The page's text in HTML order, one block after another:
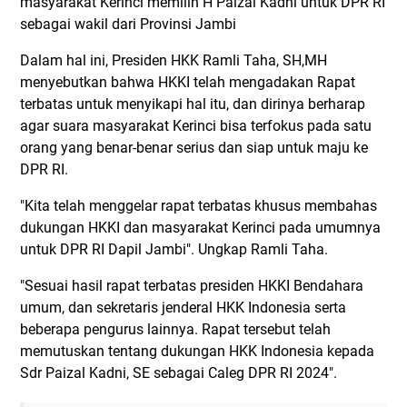
sebagai wakil dari Provinsi Jambi
Dalam hal ini, Presiden HKK Ramli Taha, SH,MH
menyebutkan bahwa HKKI telah mengadakan Rapat
terbatas untuk menyikapi hal itu, dan dirinya berharap
agar suara masyarakat Kerinci bisa terfokus pada satu
orang yang benar-benar serius dan siap untuk maju ke
DPR RI.
"Kita telah menggelar rapat terbatas khusus membahas
dukungan HKKI dan masyarakat Kerinci pada umumnya
untuk DPR RI Dapil Jambi". Ungkap Ramli Taha.
"Sesuai hasil rapat terbatas presiden HKKI Bendahara
umum, dan sekretaris jenderal HKK Indonesia serta
beberapa pengurus lainnya. Rapat tersebut telah
memutuskan tentang dukungan HKK Indonesia kepada
Sdr Paizal Kadni, SE sebagai Caleg DPR RI 2024".